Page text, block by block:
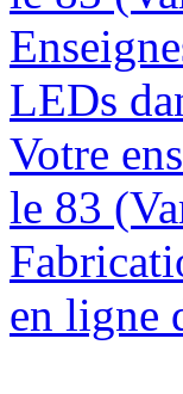
LEDs
Votre
le 83
en ligne